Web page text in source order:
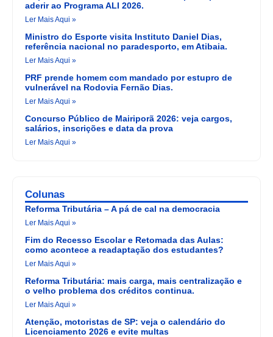
aderir ao Programa ALI 2026.
Ler Mais Aqui »
Ministro do Esporte visita Instituto Daniel Dias,
referência nacional no paradesporto, em Atibaia.
Ler Mais Aqui »
PRF prende homem com mandado por estupro de
vulnerável na Rodovia Fernão Dias.
Ler Mais Aqui »
Concurso Público de Mairiporã 2026: veja cargos,
salários, inscrições e data da prova
Ler Mais Aqui »
Colunas
Reforma Tributária – A pá de cal na democracia
Ler Mais Aqui »
Fim do Recesso Escolar e Retomada das Aulas:
como acontece a readaptação dos estudantes?
Ler Mais Aqui »
Reforma Tributária: mais carga, mais centralização e
o velho problema dos créditos continua.
Ler Mais Aqui »
Atenção, motoristas de SP: veja o calendário do
Licenciamento 2026 e evite multas